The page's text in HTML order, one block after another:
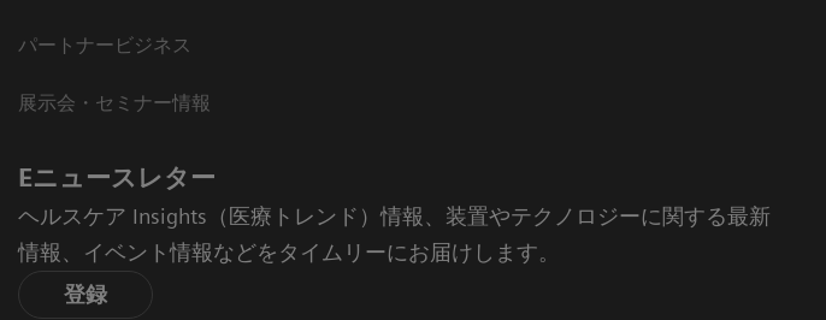
パートナービジネス
展示会・セミナー情報
Eニュースレター
ヘルスケア Insights（医療トレンド）情報、装置やテクノロジーに関する最新
情報、イベント情報などをタイムリーにお届けします。
登録